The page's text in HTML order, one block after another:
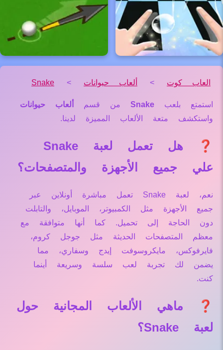
العاب كوت > ألعاب حيوانات >
Snake
استمتع بلعب Snake من قسم
ألعاب حيوانات
واستكشف متعة الألعاب المميزة لدينا.
❓ هل تعمل لعبة Snake
علي جميع الأجهزة والمتصفحات؟
نعم، لعبة Snake تعمل مباشرة أونلاين عبر
جميع الأجهزة مثل الكمبيوتر، الموبايل، والتابلت
دون الحاجة إلى تحميل. كما أنها متوافقة مع
معظم المتصفحات الحديثة مثل جوجل كروم،
فايرفوكس، مايكروسوفت إيدج وسفاري، مما
يضمن لك تجربة لعب سلسة وسريعة أينما
كنت.
❓ ماهي الألعاب المجانية حول
لعبة Snake؟